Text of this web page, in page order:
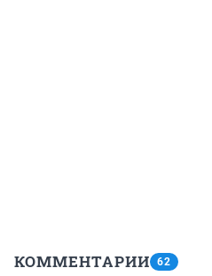
КОММЕНТАРИИ 62